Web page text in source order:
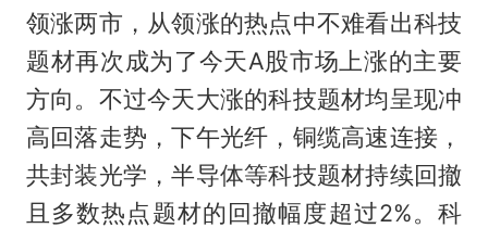
领涨两市，从领涨的热点中不难看出科技
题材再次成为了今天A股市场上涨的主要
方向。不过今天大涨的科技题材均呈现冲
高回落走势，下午光纤，铜缆高速连接，
共封装光学，半导体等科技题材持续回撤
且多数热点题材的回撤幅度超过2%。科